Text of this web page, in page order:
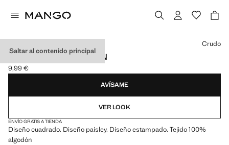
Saltar al contenido principal
BANDANA DE ALGODÓN
Precio actual [9,99 € ]
9,99 €
Selecciona un color
Crudo
AVÍSAME
VER LOOK
ENVÍO GRATIS A TIENDA
Diseño cuadrado. Diseño paisley. Diseño estampado. Tejido 100%
algodón